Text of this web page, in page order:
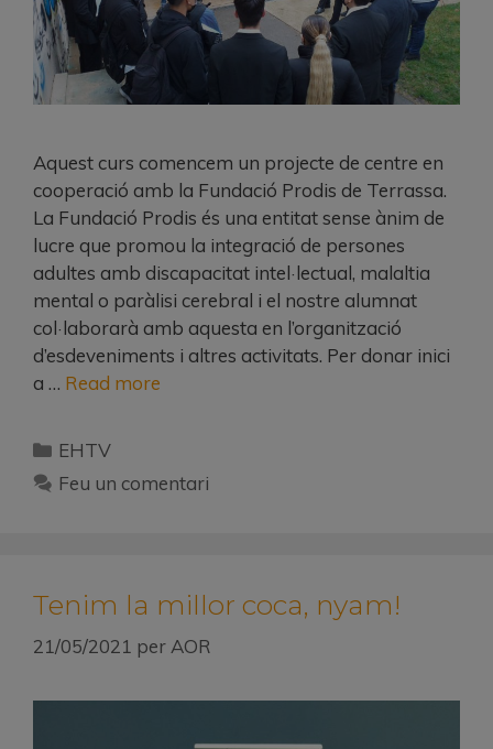
Aquest curs comencem un projecte de centre en
cooperació amb la Fundació Prodis de Terrassa.
La Fundació Prodis és una entitat sense ànim de
lucre que promou la integració de persones
adultes amb discapacitat intel·lectual, malaltia
mental o paràlisi cerebral i el nostre alumnat
col·laborarà amb aquesta en l’organització
d’esdeveniments i altres activitats. Per donar inici
a … Read more
EHTV
Feu un comentari
Tenim la millor coca, nyam!
21/05/2021 perAOR